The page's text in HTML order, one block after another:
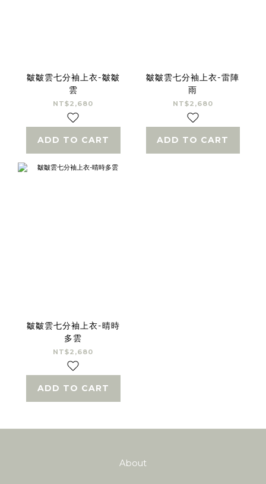
皺皺雲七分袖上衣-皺皺
雲
NT$2,680
ADD TO CART
皺皺雲七分袖上衣-雷陣
雨
NT$2,680
ADD TO CART
皺皺雲七分袖上衣-晴時
多雲
NT$2,680
ADD TO CART
About